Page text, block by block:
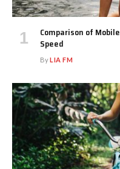
Comparison of
Speed
ByLIA FM